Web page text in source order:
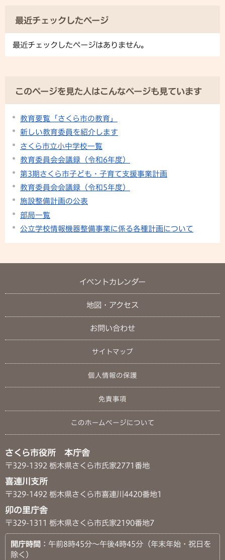
最近チェックしたページ
最近チェックしたページはありません。
このページを見た人はこんなページも見ています
教育要覧「さくら市の教育」
新しい教育委員を紹介します
さくら市立小中学校一覧
教育委員会会議録（令和6年度）
第3期さくら市子ども・子育て支援事業計画
教育委員会会議録（令和5年度）
施設整備計画の公表
部局一覧
公立学校情報機器整備事業に係る各種計画について
イベントカレンダー
地図・アクセス
お問い合わせ
サイトマップ
個人情報の保護
免責事項
このホームページについて
さくら市役所 本庁舎
〒329-1392 栃木県さくら市氏家2771番地
喜連川支所
〒329-1492 栃木県さくら市喜連川4420番地1
卯の里庁舎
〒329-1311 栃木県さくら市氏家2190番地7
開庁時間 ：午前8時45分～午後4時45分（年末年始・祝日を
除く）